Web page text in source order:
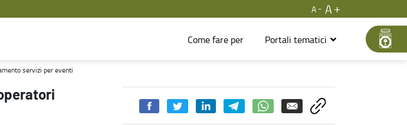
A
A
Come fare per Portali tematici
- Agricoltura
servizi per eventi